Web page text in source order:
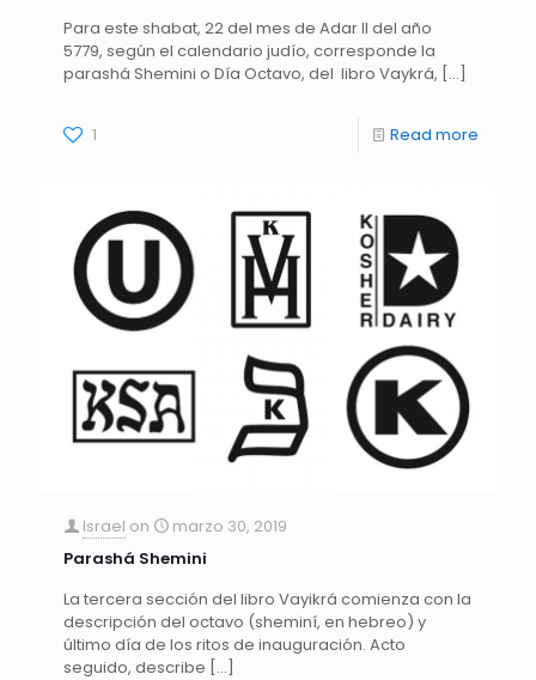
Para este shabat, 22 del mes de Adar II del año
5779, según el calendario judío, corresponde la
parashá Shemini o Día Octavo, del libro Vaykrá, […]
1 Read more
Israel on
marzo 30, 2019
Parashá Shemini
La tercera sección del libro Vayikrá comienza con la
descripción del octavo (sheminí, en hebreo) y
último día de los ritos de inauguración. Acto
seguido, describe […]